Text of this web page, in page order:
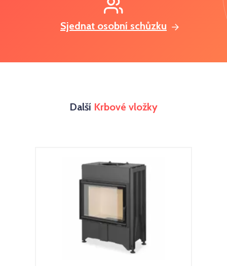
Sjednat osobní schůzku
Další Krbové vložky